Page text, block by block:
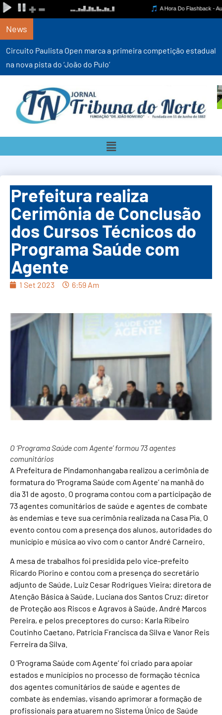
News
Circuito Paulista Open marca a primeira competição estadual
na nova pista do ‘João do Pulo’
Prefeitura realiza
Cerimônia de Conclusão
dos Cursos Técnicos do
Programa Saúde com
Agente
1 Set 2023 6:59 Am
O ‘Programa Saúde com Agente’ formou 73 agentes
comunitários
A Prefeitura de Pindamonhangaba realizou a cerimônia de
formatura do ‘Programa Saúde com Agente’ na manhã do
dia 31 de agosto. O programa contou com a participação de
73 agentes comunitários de saúde e agentes de combate
às endemias e teve sua cerimônia realizada na Casa Pia. O
evento contou com a presença dos alunos, autoridades do
município e música ao vivo com o cantor André Carneiro.
A mesa de trabalhos foi presidida pelo vice-prefeito
Ricardo Piorino e contou com a presença do secretário
adjunto de Saúde, Luiz Cesar Rodrigues Vieira; diretora de
Atenção Básica à Saúde, Luciana dos Santos Cruz; diretor
de Proteção aos Riscos e Agravos à Saúde, André Marcos
Pereira, e pelos preceptores do curso: Karla Ribeiro
Coutinho Caetano, Patricia Francisca da Silva e Vanor Reis
Ferreira da Silva.
O ‘Programa Saúde com Agente’ foi criado para apoiar
estados e municípios no processo de formação técnica
dos agentes comunitários de saúde e agentes de
combate às endemias, visando aprimorar a formação de
profissionais para atuarem no Sistema Único de Saúde